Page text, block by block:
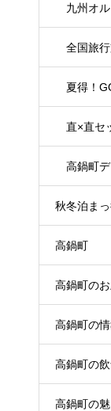
九州オ
全国旅
夏得！
6
直×直セ
高鍋町
秋冬泊ま
高鍋町
高鍋町の
高鍋町の
高鍋町の
高鍋町の魅